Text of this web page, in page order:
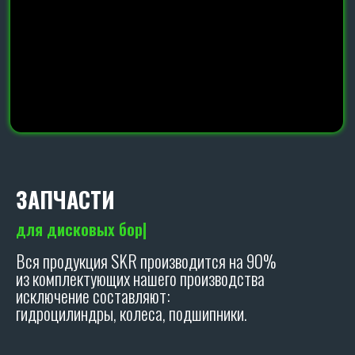
ЗАПЧАСТИ
для |
Вся продукция SKR производится на 90%
из комплектующих нашего производства
исключение составляют:
гидроцилиндры, колеса, подшипники.